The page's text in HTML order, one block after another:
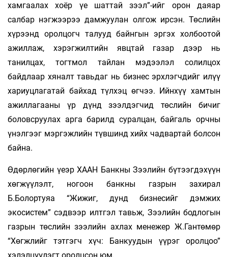
хамгаалах хоёр үе шаттай зээл”-ийг орон даяар
салбар нэгжээрээ дамжуулан олгож ирсэн. Төслийн
хүрээнд оролцогч талууд байнгын эргэх холбоотой
ажиллаж, хэрэгжилтийн явцтай газар дээр нь
танилцах, тогтмол тайлан мэдээлэл солилцох
байдлаар хяналт тавьдаг нь бизнес эрхлэгчдийг илүү
хариуцлагатай байхад түлхэц өгчээ. Ийнхүү хамтын
ажиллагааны үр дүнд зээлдэгчид төслийн бичиг
боловсруулах арга барилд суралцан, байгаль орчны
үнэлгээг мэргэжлийн түвшинд хийх чадвартай болсон
байна.
Өдөрлөгийн үеэр ХААН Банкны Зээлийн бүтээгдэхүүн
хөгжүүлэлт, ногоон банкны газрын захирал
Б.Болортуяа “Жижиг, дунд бизнесийг дэмжих
экосистем” сэдвээр илтгэл тавьж, Зээлийн бодлогын
газрын төслийн зээлийн ахлах менежер Ж.Гантөмөр
“Хөгжлийг тэтгэгч хүч: Банкуудын үүрэг оролцоо”